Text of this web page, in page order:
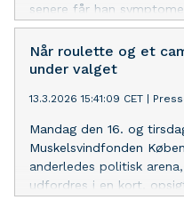
senere får han
sin historie – den
Når roulette og et
under valget
13.3.2026 15:41:09 CET |
Mandag den 16. og
Muskelsvindfonden
anderledes politisk
udfordres i en kort,